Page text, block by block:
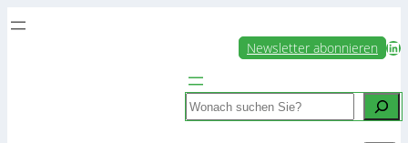
Newsletter abonnieren LinkedIn
Search